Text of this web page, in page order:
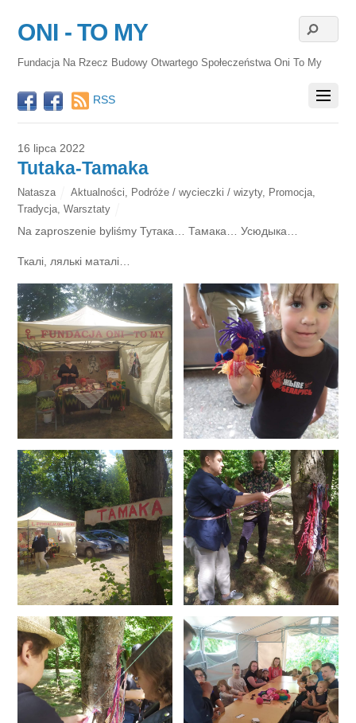
ONI - TO MY
Fundacja Na Rzecz Budowy Otwartego Społeczeństwa Oni To My
RSS
16 lipca 2022
Tutaka-Tamaka
Natasza Aktualności Podróże / wycieczki / wizyty, Promocja
Tradycja ,Warsztaty
Na zaproszenie byliśmy Тутака… Тамака… Усюдыка…
Ткалі, лялькі маталі…